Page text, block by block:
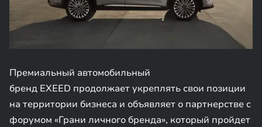
Премиальный автомобильный
бренд EXEED продолжает укреплять свои позиции
на территории бизнеса и объявляет о партнерстве с
форумом «Грани личного бренда», который пройдет